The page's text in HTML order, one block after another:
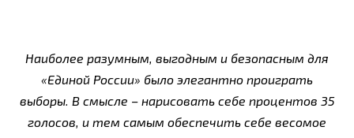
Наиболее разумным, выгодным и безопасным для
«Единой России» было элегантно проиграть
выборы. В смысле – нарисовать себе процентов 35
голосов, и тем самым обеспечить себе весомое